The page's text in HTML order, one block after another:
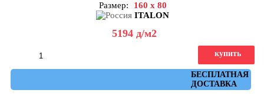
Размер:
160 x 80
ITALON
5194 д/м2
БЕСПЛАТНАЯ
ДОСТАВКА
купить